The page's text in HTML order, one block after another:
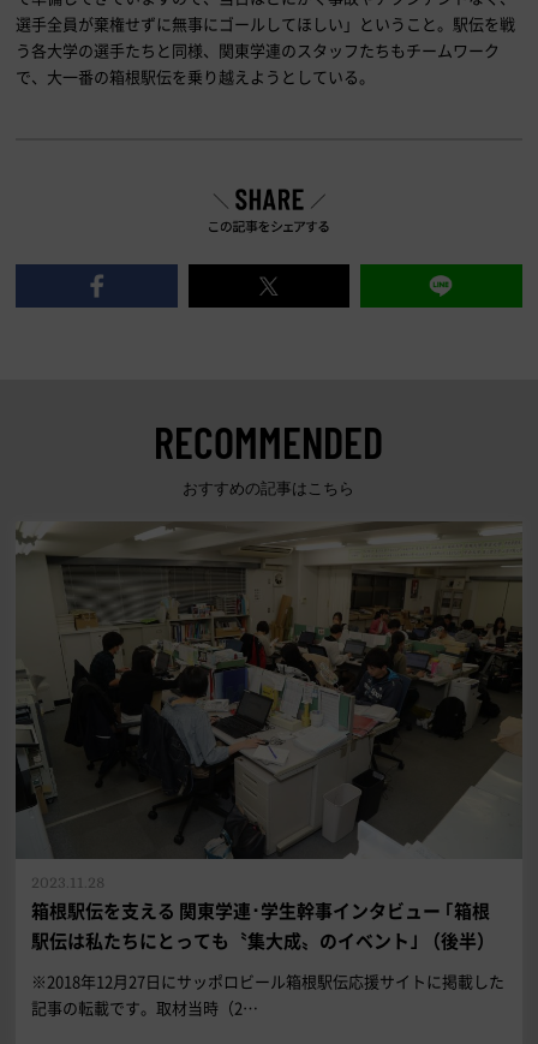
選手全員が棄権せずに無事にゴールしてほしい」ということ。駅伝を戦
う各大学の選手たちと同様、関東学連のスタッフたちもチームワーク
で、大一番の箱根駅伝を乗り越えようとしている。
RECOMMENDED
おすすめの記事はこちら
箱根駅伝を支える 関東学連･学生幹事インタビュー ｢箱根
駅伝は私たちにとっても〝集大成〟のイベント｣ （後半）
2023.11.28
※2018年12月27日にサッポロビール箱根駅伝応援サイトに掲載した
記事の転載です。取材当時（2…